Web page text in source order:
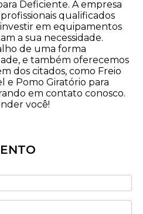
Deficiente. A empresa
qualificados
em equipamentos
a sua necessidade.
de uma forma
e também oferecemos
dos citados, como Freio
e Pomo Giratório para
em contato conosco.
você!